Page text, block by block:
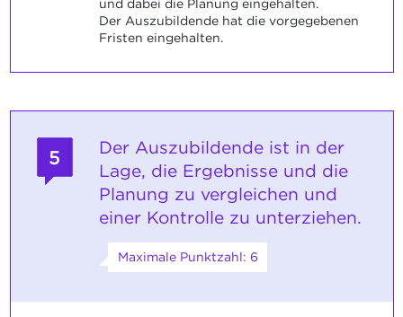
und dabei die Planung eingehalten.
Der Auszubildende hat die vorgegebenen
Fristen eingehalten.
5
Der Auszubildende ist in der
Lage, die Ergebnisse und die
Planung zu vergleichen und
einer Kontrolle zu unterziehen.
Maximale Punktzahl: 6